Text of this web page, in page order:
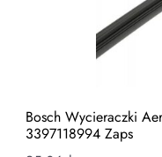
Bosch Wycieraczki
3397118994 Zaps